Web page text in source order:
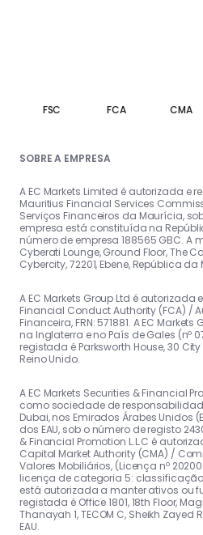
FSC FCA CMA
SOBRE A EMPRESA
A EC Markets Limited é autorizada e
Mauritius Financial Services
Serviços Financeiros da Maurícia,
empresa está constituída na
número de empresa 188565 GBC. A
Cyberati Lounge, Ground Floor, The
Cybercity, 72201, Ebene, República
A EC Markets Group Ltd é
Financial Conduct Authority (FCA) /
Financeira, FRN: 571881. A EC
na Inglaterra e no País de Gales (nº
registada é Parksworth House, 30 City
Reino Unido.
A EC Markets Securities & Financial
como sociedade de
Dubai, nos Emirados Árabes Unidos
dos EAU, sob o número de registo
& Financial Promotion L.L.C é
Capital Market Authority (CMA) /
Valores Mobiliários, (Licença nº
licença de categoria 5:
está autorizada a manter ativos ou
registada é Office 1801, 18th Floor,
Thanayah 1, TECOM C, Sheikh Zayed
EAU.